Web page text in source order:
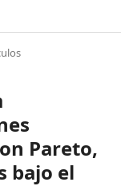
Pareto,
bajo el